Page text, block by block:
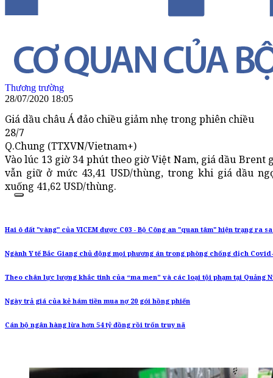
Thương trường
28/07/2020 18:05
Giá dầu châu Á đảo chiều giảm nhẹ trong phiên chiều
28/7
Q.Chung (TTXVN/Vietnam+)
Vào lúc 13 giờ 34 phút theo giờ Việt Nam, giá dầu
vẫn giữ ở mức 43,41 USD/thùng, trong khi giá dầu
xuống 41,62 USD/thùng.
Hai ô đất "vàng" của VICEM được C03 - Bộ Công an "quan tâm" hiện trạng ra
Ngành Y tế Bắc Giang chủ động mọi phương án trong phòng chống dịch
Theo chân lực lượng khắc tinh của “ma men” và các loại tội phạm tại Quảng
Ngày trả giá của kẻ hám tiền mua nợ 20 gói hồng phiến
Cán bộ ngân hàng lừa hơn 54 tỷ đồng rồi trốn truy nã